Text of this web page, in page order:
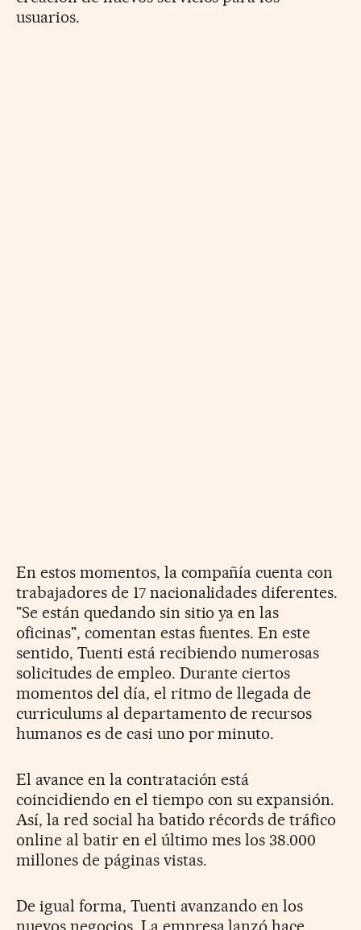
usuarios.
En estos momentos, la compañía cuenta con
trabajadores de 17 nacionalidades diferentes.
"Se están quedando sin sitio ya en las
oficinas", comentan estas fuentes. En este
sentido, Tuenti está recibiendo numerosas
solicitudes de empleo. Durante ciertos
momentos del día, el ritmo de llegada de
curriculums al departamento de recursos
humanos es de casi uno por minuto.
El avance en la contratación está
coincidiendo en el tiempo con su expansión.
Así, la red social ha batido récords de tráfico
online al batir en el último mes los 38.000
millones de páginas vistas.
De igual forma, Tuenti avanzando en los
nuevos negocios. La empresa lanzó hace